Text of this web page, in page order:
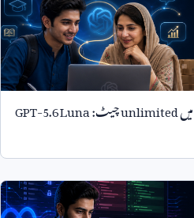
میںunlimitedچیٹ:GPT-5.6 Luna